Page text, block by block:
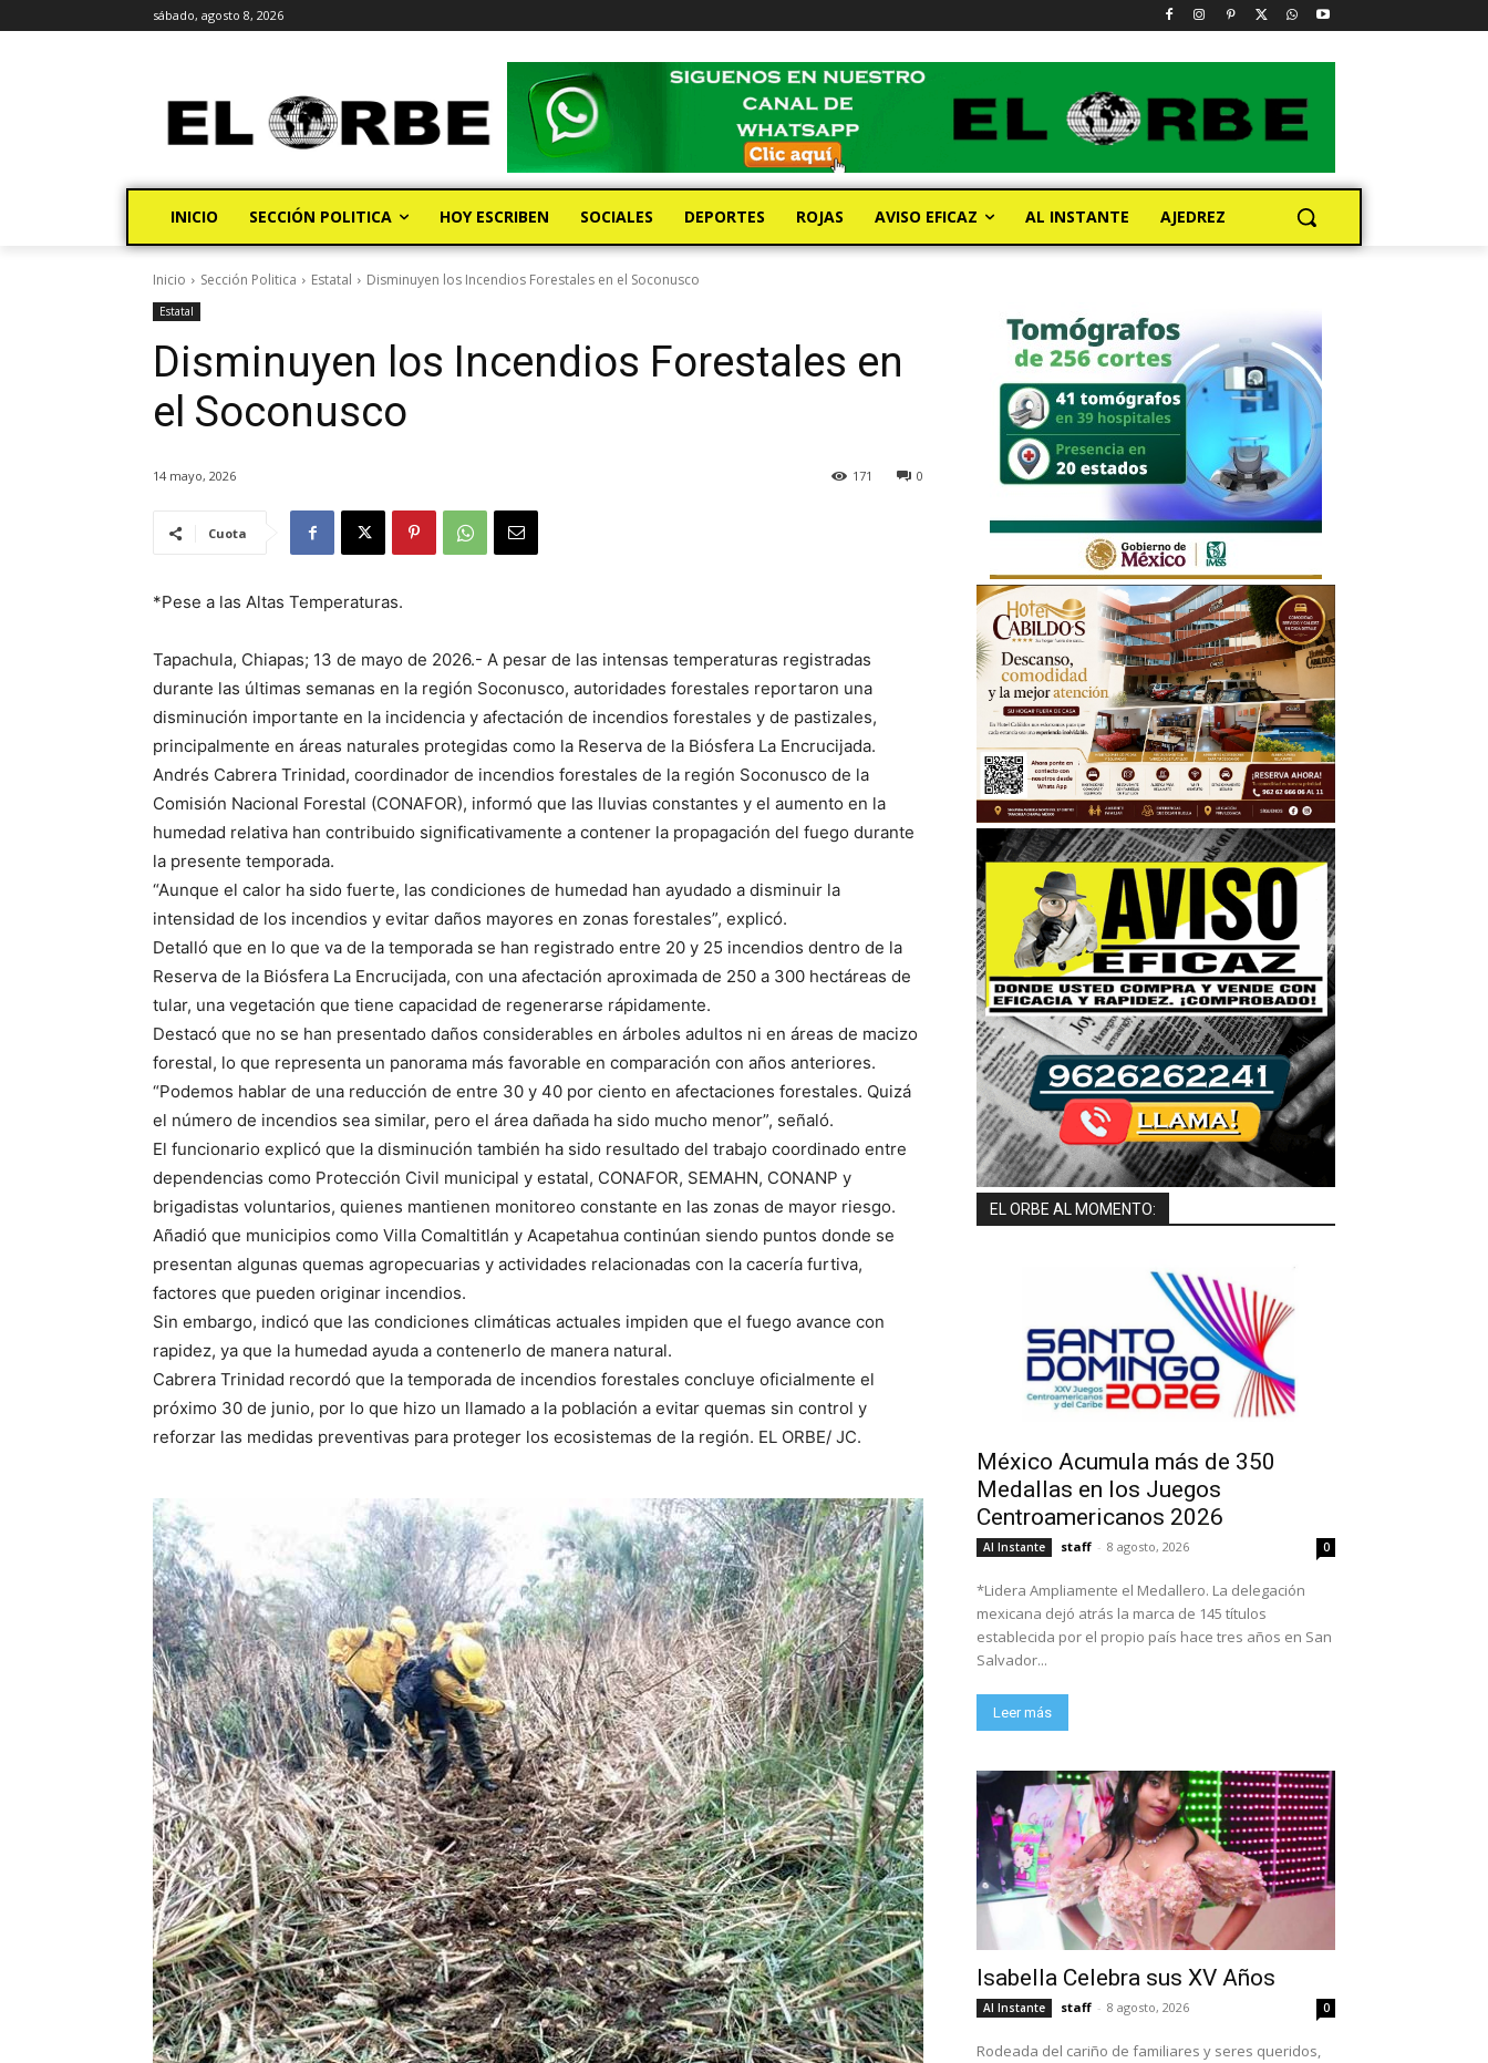
sábado, agosto 8, 2026
INICIO SECCIÓN POLITICA HOY ESCRIBEN SOCIALES DEPORTES ROJAS AVISO EFICAZ AL INSTANTE AJEDREZ
Inicio Sección Politica Estatal Disminuyen los Incendios Forestales en el Soconusco
Estatal
Disminuyen los Incendios Forestales en
el Soconusco
14 mayo, 2026 0
171
Cuota
*Pese a las Altas Temperaturas.
Tapachula, Chiapas; 13 de mayo de 2026.- A pesar de las intensas temperaturas registradas
durante las últimas semanas en la región Soconusco, autoridades forestales reportaron una
disminución importante en la incidencia y afectación de incendios forestales y de pastizales,
principalmente en áreas naturales protegidas como la Reserva de la Biósfera La Encrucijada.
Andrés Cabrera Trinidad, coordinador de incendios forestales de la región Soconusco de la
Comisión Nacional Forestal (CONAFOR), informó que las lluvias constantes y el aumento en la
humedad relativa han contribuido significativamente a contener la propagación del fuego durante
la presente temporada.
“Aunque el calor ha sido fuerte, las condiciones de humedad han ayudado a disminuir la
intensidad de los incendios y evitar daños mayores en zonas forestales”, explicó.
Detalló que en lo que va de la temporada se han registrado entre 20 y 25 incendios dentro de la
Reserva de la Biósfera La Encrucijada, con una afectación aproximada de 250 a 300 hectáreas de
tular, una vegetación que tiene capacidad de regenerarse rápidamente.
Destacó que no se han presentado daños considerables en árboles adultos ni en áreas de macizo
forestal, lo que representa un panorama más favorable en comparación con años anteriores.
“Podemos hablar de una reducción de entre 30 y 40 por ciento en afectaciones forestales. Quizá
el número de incendios sea similar, pero el área dañada ha sido mucho menor”, señaló.
El funcionario explicó que la disminución también ha sido resultado del trabajo coordinado entre
dependencias como Protección Civil municipal y estatal, CONAFOR, SEMAHN, CONANP y
brigadistas voluntarios, quienes mantienen monitoreo constante en las zonas de mayor riesgo.
Añadió que municipios como Villa Comaltitlán y Acapetahua continúan siendo puntos donde se
presentan algunas quemas agropecuarias y actividades relacionadas con la cacería furtiva,
factores que pueden originar incendios.
Sin embargo, indicó que las condiciones climáticas actuales impiden que el fuego avance con
rapidez, ya que la humedad ayuda a contenerlo de manera natural.
Cabrera Trinidad recordó que la temporada de incendios forestales concluye oficialmente el
próximo 30 de junio, por lo que hizo un llamado a la población a evitar quemas sin control y
reforzar las medidas preventivas para proteger los ecosistemas de la región. EL ORBE/ JC.
EL ORBE AL MOMENTO:
México Acumula más de 350
Medallas en los Juegos
Centroamericanos 2026
Al Instante staff - 8 agosto, 2026 0
*Lidera Ampliamente el Medallero. La delegación
mexicana dejó atrás la marca de 145 títulos
establecida por el propio país hace tres años en San
Salvador...
Leer más
Isabella Celebra sus XV Años
Al Instante staff - 8 agosto, 2026 0
Rodeada del cariño de familiares y seres queridos,